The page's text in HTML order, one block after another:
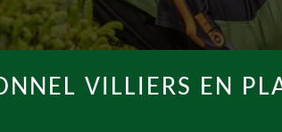
VILLIERS EN